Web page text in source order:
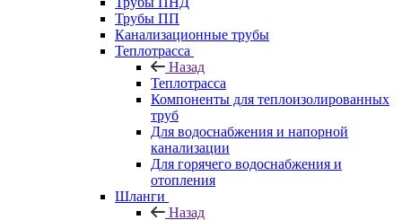
Трубы ПП
Канализационные трубы
Теплотрасса
Назад
Теплотрасса
Компоненты для теплоизолированных
труб
Для водоснабжения и напорной
канализации
Для горячего водоснабжения и
отопления
Шланги
Назад